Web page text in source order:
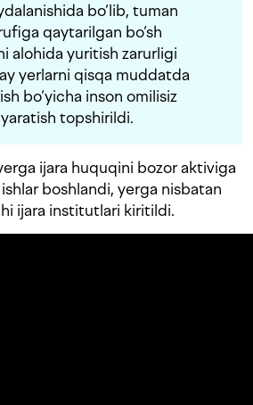
bo‘lib, tuman
qaytarilgan bo‘sh
alohida yuritish zarurligi
yerlarni qisqa muddatda
bo‘yicha inson omilisiz
topshirildi.
ijara huquqini bozor aktiviga
boshlandi, yerga nisbatan
ijara institutlari kiritildi.